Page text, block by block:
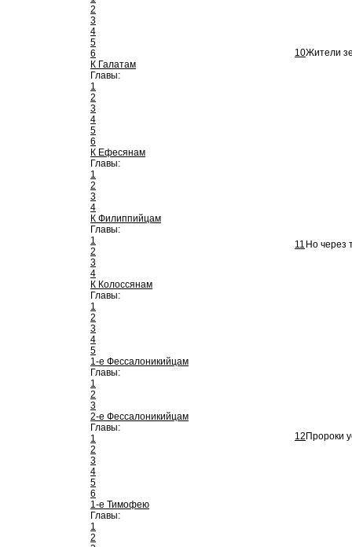
2
3
4
5
6
К Галатам
Главы:
1
2
3
4
5
6
К Ефесянам
Главы:
1
2
3
4
К Филиппийцам
Главы:
1
2
3
4
К Колоссянам
Главы:
1
2
3
4
5
1-е Фессалоникийцам
Главы:
1
2
3
2-е Фессалоникийцам
Главы:
1
2
3
4
5
6
1-е Тимофею
Главы:
1
2
10Жители
11 Но через
12 Пророки